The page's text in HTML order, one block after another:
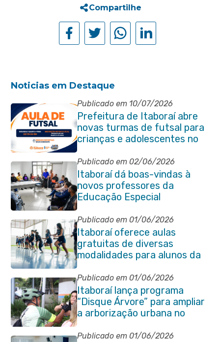
Compartilhe
Noticias em Destaque
Publicado em 10/07/2026
Prefeitura de Itaboraí abre
novas turmas de futsal para
crianças e adolescentes no
Novo Horizonte
Publicado em 02/06/2026
Itaboraí dá boas-vindas à
novos professores da
Educação Especial
Publicado em 01/06/2026
Itaboraí oferece aulas
gratuitas de diversas
modalidades para alunos da
rede municipal de ensino
Publicado em 01/06/2026
Itaboraí lança programa
“Disque Árvore” para ampliar
a arborização urbana no
município
Publicado em 01/06/2026